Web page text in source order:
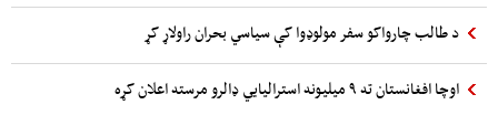
د طالب چارواکو سفر مولوډوا کې سیاسي بحران راولاړ کړ
اوچا افغانستان ته ۹ میلیونه استرالیایي ډالرو مرسته اعلان کړه